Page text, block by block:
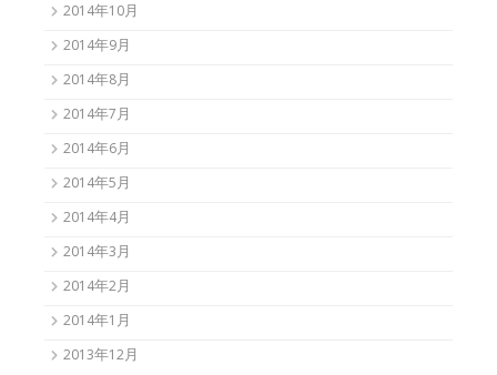
2014年10月
2014年9月
2014年8月
2014年7月
2014年6月
2014年5月
2014年4月
2014年3月
2014年2月
2014年1月
2013年12月